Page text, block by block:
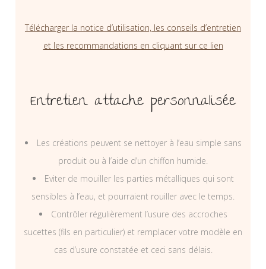
Télécharger la notice d’utilisation, les conseils d’entretien
et les recommandations en cliquant sur ce lien
Entretien attache personnalisée
Les créations peuvent se nettoyer à l’eau simple sans
produit ou à l’aide d’un chiffon humide.
Eviter de mouiller les parties métalliques qui sont
sensibles à l’eau, et pourraient rouiller avec le temps.
Contrôler régulièrement l’usure des accroches
sucettes (fils en particulier) et remplacer votre modèle en
cas d’usure constatée et ceci sans délais.